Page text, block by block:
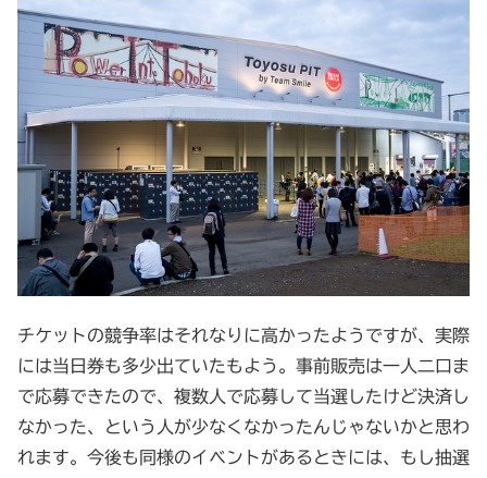
チケットの競争率はそれなりに高かったようですが、実際
には当日券も多少出ていたもよう。事前販売は一人二口ま
で応募できたので、複数人で応募して当選したけど決済し
なかった、という人が少なくなかったんじゃないかと思わ
れます。今後も同様のイベントがあるときには、もし抽選